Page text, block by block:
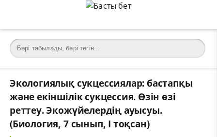
Экологиялық сукцессиялар: бастапқы
және екіншілік сукцессия. Өзін өзі
реттеу. Экожүйелердің ауысуы.
(Биология, 7 сынып, I тоқсан)